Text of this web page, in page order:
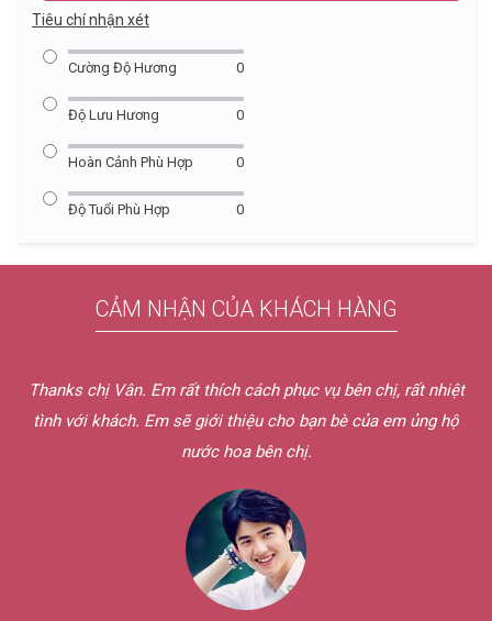
Tiêu chí nhận xét
Cường Độ Hương 0
Độ Lưu Hương 0
Hoàn Cảnh Phù Hợp 0
Độ Tuổi Phù Hợp 0
CẢM NHẬN CỦA KHÁCH HÀNG
Thanks chị Vân. Em rất thích cách phục vụ bên chị, rất nhiệt
tình với khách. Em sẽ giới thiệu cho bạn bè của em ủng hộ
nước hoa bên chị.